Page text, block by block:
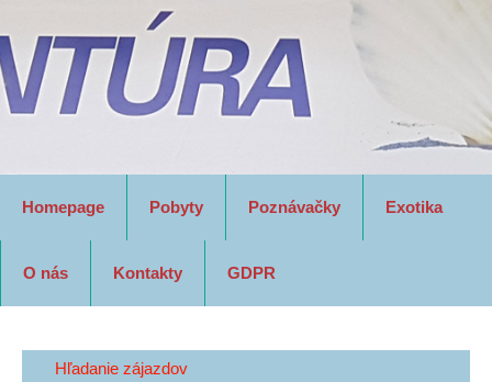
Homepage Pobyty Poznávačky Exotika
O nás Kontakty GDPR
Hľadanie zájazdov